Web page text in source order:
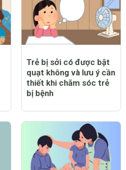
Trẻ bị sởi có được bật
quạt không và lưu ý cần
thiết khi chăm sóc trẻ
bị bệnh